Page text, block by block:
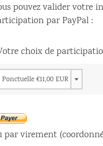
pouvez valider votre
par PayPal :
choix de
Ponctuelle €11,00 EUR
par virement